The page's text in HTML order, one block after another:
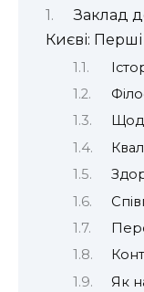
Заклад
Києві:
Як